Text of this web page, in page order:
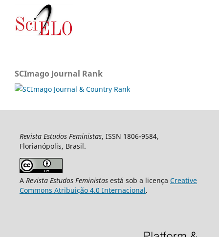
SCImago Journal Rank
Revista Estudos Feministas, ISSN 1806-9584,
Florianópolis, Brasil.
A Revista Estudos Feministasestá sob a licença Creative
Commons Atribuição 4.0 Internacional.